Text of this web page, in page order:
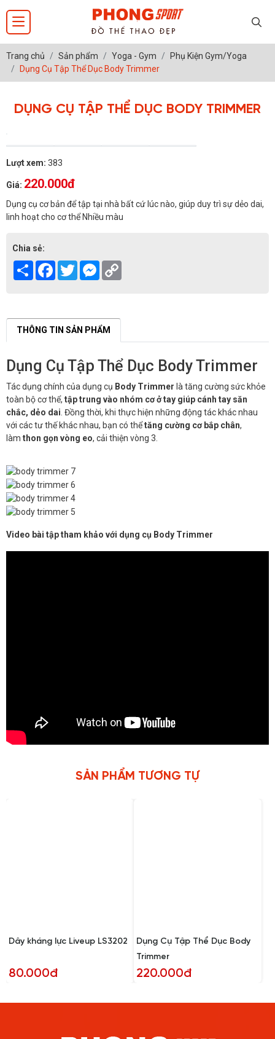
Trang chủ Sản phẩm Yoga - Gym
Phụ Kiện Gym/Yoga
Dụng Cụ Tập Thể Dục Body Trimmer
DỤNG CỤ TẬP THỂ DỤC BODY TRIMMER
Lượt xem: 383
Giá: 220.000đ
Dụng cụ cơ bản để tập tại nhà bất cứ lúc nào, giúp duy trì sự dẻo dai,
linh hoạt cho cơ thể Nhiều màu
Chia sẻ:
Share Facebook
TwitterMessenger
THÔNG TIN SẢN PHẨM
Dụng Cụ Tập Thể Dục Body Trimmer
Tác dụng chính của dụng cụ Body Trimmer là tăng cường sức khỏe
toàn bộ cơ thể, tập trung vào nhóm cơ ở tay giúp cánh tay săn
chắc, dẻo dai. Đồng thời, khi thực hiện những động tác khác nhau
với các tư thế khác nhau, bạn có thểtăng cường cơ bắp chân,
làm thon gọn vòng eo, cải thiện vòng 3.
Video bài tập tham khảo với dụng cụ Body Trimmer
SẢN PHẨM TƯƠNG TỰ
Dây kháng lực Liveup LS3202
80.000đ
Dụng Cụ Tập Thể Dục Body
Trimmer
220.000đ